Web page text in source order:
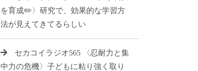
を育成✏️〉研究で、効果的な学習方
法が見えてきてるらしい
セカコイラジオ565 〈忍耐力と集
中力の危機〉子どもに粘り強く取り